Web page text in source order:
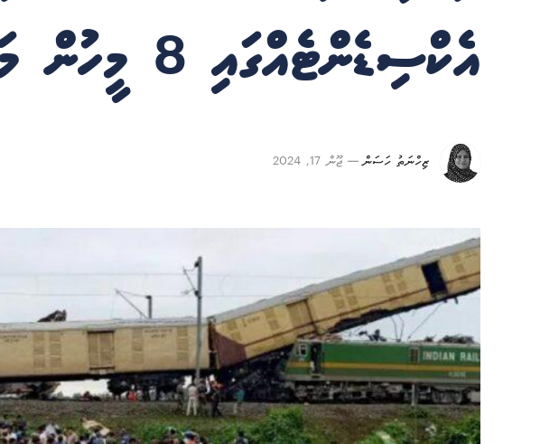
އެކްސިޑެންޓެއްގައި 8 މީހުން މަރުވެއްޖެ
ޒިހްނަތު ހަސަން ޖޫން 17, 2024